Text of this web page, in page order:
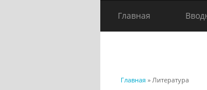
Главная
Вы здесь
Главная » Литература